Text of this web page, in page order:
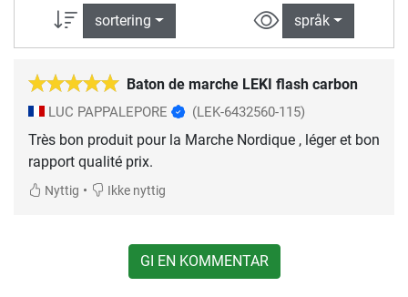
sortering språk
Baton de marche LEKI flash carbon
LUC PAPPALEPORE (LEK-6432560-115)
Très bon produit pour la Marche Nordique , léger et bon
rapport qualité prix.
Nyttig • Ikke nyttig
GI EN KOMMENTAR